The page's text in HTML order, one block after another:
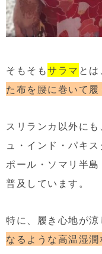
そもそもサラマ と
た布を腰に巻いて履
スリランカ以外に
ュ・インド・パキ
ポール・ソマリ半
普及しています。
特に、履き心地が涼
なるような高温湿